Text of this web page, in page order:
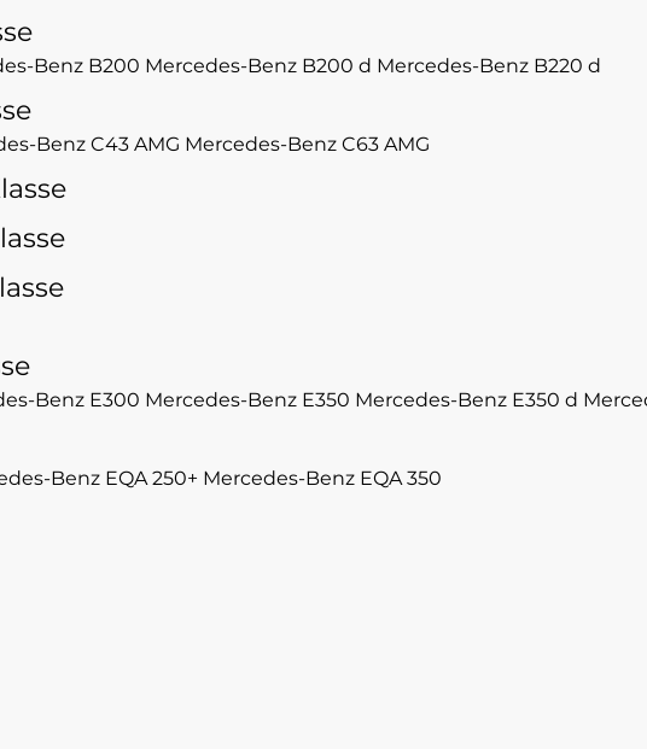
Benz B200 Mercedes-Benz B200 d Mercedes-Benz B220 d
Benz C43 AMG Mercedes-Benz C63 AMG
Benz E300 Mercedes-Benz E350 Mercedes-Benz E350 d
Benz EQA 250+ Mercedes-Benz EQA 350